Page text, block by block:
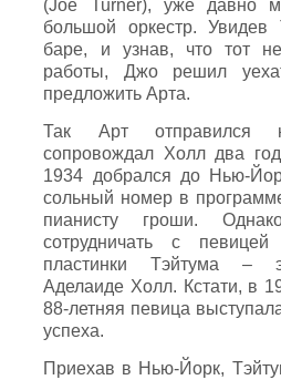
(Joe Turner), уже давно
большой оркестр.
баре, и узнав, что тот
работы, Джо решил
предложить Арта.
Так Арт отправился
сопровождал Холл два
1934 добрался до Нью-
сольный номер в
пианисту гроши.
сотрудничать с
пластинки Тэйтума –
Аделаиде Холл. Кстати, в
88-летняя певица
успеха.
Приехав в Нью-Йорк,